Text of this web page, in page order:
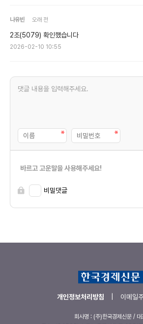
나유빈 오래 전
2조(5079) 확인했습니다
2026-02-10 10:55
바르고 고운말을 사용해주세요!
비밀댓글
개인정보처리방침 이메일
회사명 : (주)한국경제신문 / 대